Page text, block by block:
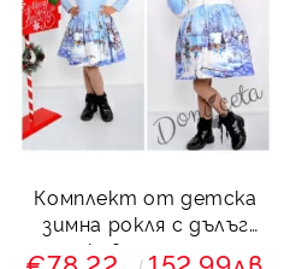
Комплект от детска
зимна рокля с дълъг
ръкав с палто с